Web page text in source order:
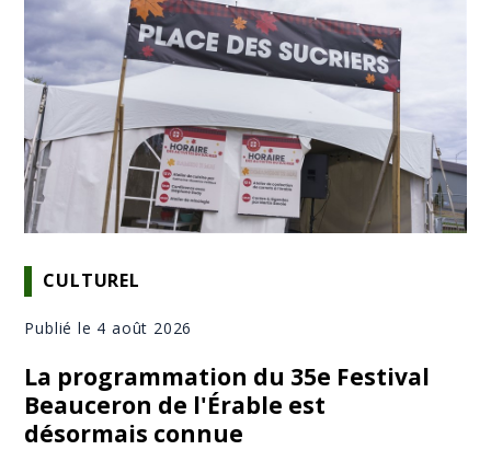
CULTUREL
Publié le 4 août 2026
La programmation du 35e Festival
Beauceron de l'Érable est
désormais connue